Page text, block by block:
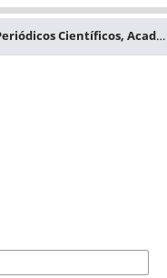
InPEC - Portal de Incubadora de Periódicos Científicos, Acadêmicos e Educacionais